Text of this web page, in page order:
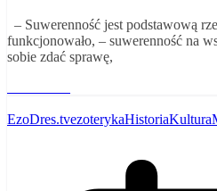
– Suwerenność jest podstawową
funkcjonowało, – suwerenność na
sobie zdać sprawę,
EzoDres.tvezoterykaHistoriaKultura